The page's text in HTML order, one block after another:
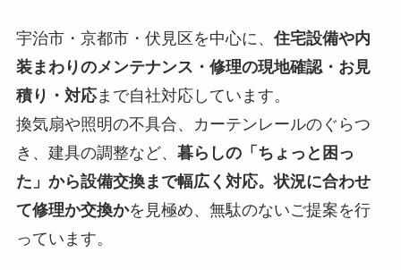
宇治市・京都市・伏見区を中心に、 住宅設備や内
装まわりのメンテナンス・修理の現地確認・お見
積り・対応まで自社対応しています。
換気扇や照明の不具合、カーテンレールのぐらつ
き、建具の調整など、 暮らしの「ちょっと困っ
た」から設備交換まで幅広く対応。状況に合わせ
て修理か交換かを見極め、無駄のないご提案を行
っています。